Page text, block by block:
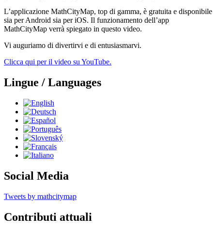
L’applicazione MathCityMap, top di gamma, è gratuita e disponibile
sia per Android sia per iOS. Il funzionamento dell’app
MathCityMap verrà spiegato in questo video.
Vi auguriamo di divertirvi e di entusiasmarvi.
Clicca qui per il video su YouTube.
Lingue / Languages
Social Media
Tweets by mathcitymap
Contributi attuali